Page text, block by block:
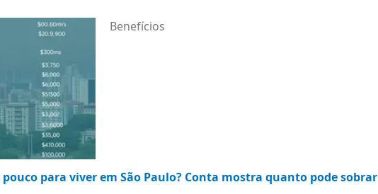
Benefícios
pouco para viver em São Paulo? Conta mostra quanto pode sobrar